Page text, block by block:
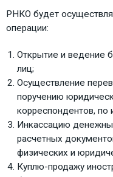
РНКО будет
операции:
Открытие и ведение
лиц;
Осуществление
поручению
корреспондентов, по
Инкассацию
расчетных
физических и
Куплю-продажу